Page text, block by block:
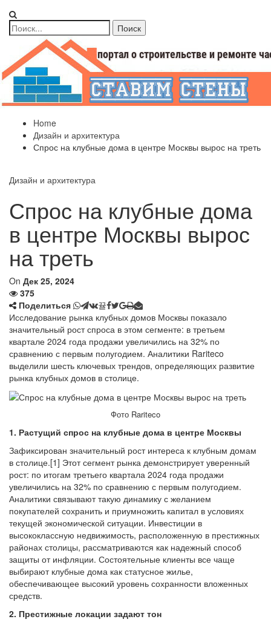
Home
Дизайн и архитектура
Спрос на клубные дома в центре Москвы вырос на треть
Дизайн и архитектура
Спрос на клубные дома
в центре Москвы вырос
на треть
On Дек 25, 2024
375
Поделиться
Исследование рынка клубных домов Москвы показало
значительный рост спроса в этом сегменте: в третьем
квартале 2024 года продажи увеличились на 32% по
сравнению с первым полугодием. Аналитики Rariteco
выделили шесть ключевых трендов, определяющих развитие
рынка клубных домов в столице.
Фото Rariteco
1. Растущий спрос на клубные дома в центре Москвы
Зафиксирован значительный рост интереса к клубным домам
в столице.[1] Этот сегмент рынка демонстрирует уверенный
рост: по итогам третьего квартала 2024 года продажи
увеличились на 32% по сравнению с первым полугодием.
Аналитики связывают такую динамику с желанием
покупателей сохранить и приумножить капитал в условиях
текущей экономической ситуации. Инвестиции в
высококлассную недвижимость, расположенную в престижных
районах столицы, рассматриваются как надежный способ
защиты от инфляции. Состоятельные клиенты все чаще
выбирают клубные дома как статусное жилье,
обеспечивающее высокий уровень сохранности вложенных
средств.
2. Престижные локации задают тон